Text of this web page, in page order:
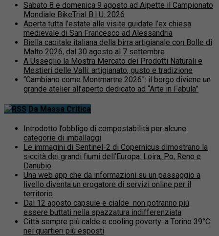
Sabato 8 e domenica 9 agosto ad Alpette il Campionato
Mondiale BikeTrial B.I.U. 2026
Aperta tutta l’estate alle visite guidate l’ex chiesa
medievale di San Francesco ad Alessandria
Biella capitale italiana della birra artigianale con Bolle di
Malto 2026, dal 30 agosto al 7 settembre
A Usseglio la Mostra Mercato dei Prodotti Naturali e
Mestieri delle Valli: artigianato, gusto e tradizione
“Cambiano come Montmartre 2026”: il borgo diviene un
grande atelier all’aperto dedicato ad “Arte in Fabula”
Da Massa Critica
Introdotto l’obbligo di compostabilità per alcune
categorie di imballaggi
Le immagini di Sentinel-2 di Copernicus dimostrano la
siccità dei grandi fiumi dell’Europa: Loira, Po, Reno e
Danubio
Una web app che da informazioni su un passaggio a
livello diventa un erogatore di servizi online per il
territorio
Dal 12 agosto capsule e cialde non potranno più
essere buttati nella spazzatura indifferenziata
Città sempre più calde e cooling poverty: a Torino 39°C
nei quartieri più esposti